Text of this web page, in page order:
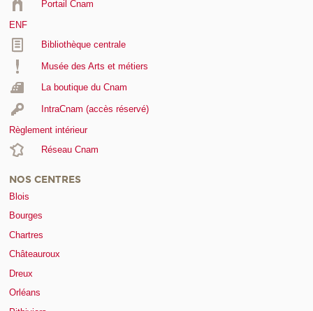
Portail Cnam
ENF
Bibliothèque centrale
Musée des Arts et métiers
La boutique du Cnam
IntraCnam (accès réservé)
Règlement intérieur
Réseau Cnam
NOS CENTRES
Blois
Bourges
Chartres
Châteauroux
Dreux
Orléans